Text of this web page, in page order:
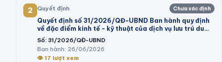
2 Quyết định Chưa xác định
Quyết định số 31/2026/QĐ-UBND Ban hành quy định
về đặc điểm kinh tế - kỹ thuật của dịch vụ lưu trú du
lịch; dịch vụ tham quan tại khu du lịch thực hiện kê
khai giá trên địa bàn tỉnh Lâm Đồng
Số: 31/2026/QĐ-UBND
Ban hành: 26/06/2026
👁 17 lượt xem